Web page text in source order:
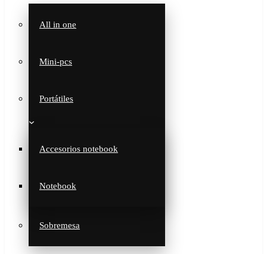
All in one
Mini-pcs
Portátiles
Accesorios notebook
Notebook
Sobremesa